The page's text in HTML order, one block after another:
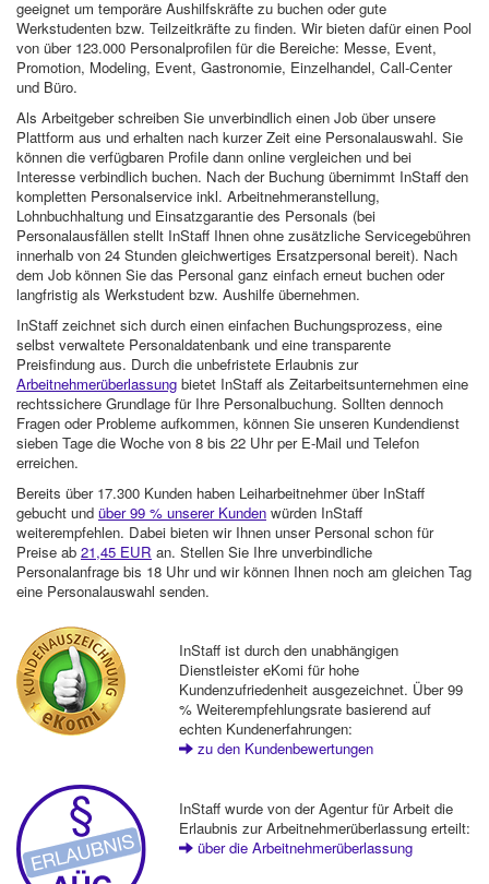
geeignet um temporäre Aushilfskräfte zu buchen oder gute
Werkstudenten bzw. Teilzeitkräfte zu finden. Wir bieten dafür einen Pool
von über 123.000 Personalprofilen für die Bereiche: Messe, Event,
Promotion, Modeling, Event, Gastronomie, Einzelhandel, Call-Center
und Büro.
Als Arbeitgeber schreiben Sie unverbindlich einen Job über unsere
Plattform aus und erhalten nach kurzer Zeit eine Personalauswahl. Sie
können die verfügbaren Profile dann online vergleichen und bei
Interesse verbindlich buchen. Nach der Buchung übernimmt InStaff den
kompletten Personalservice inkl. Arbeitnehmeranstellung,
Lohnbuchhaltung und Einsatzgarantie des Personals (bei
Personalausfällen stellt InStaff Ihnen ohne zusätzliche Servicegebühren
innerhalb von 24 Stunden gleichwertiges Ersatzpersonal bereit). Nach
dem Job können Sie das Personal ganz einfach erneut buchen oder
langfristig als Werkstudent bzw. Aushilfe übernehmen.
InStaff zeichnet sich durch einen einfachen Buchungsprozess, eine
selbst verwaltete Personaldatenbank und eine transparente
Preisfindung aus. Durch die unbefristete Erlaubnis zur
Arbeitnehmerüberlassung bietet InStaff als Zeitarbeitsunternehmen eine
rechtssichere Grundlage für Ihre Personalbuchung. Sollten dennoch
Fragen oder Probleme aufkommen, können Sie unseren Kundendienst
sieben Tage die Woche von 8 bis 22 Uhr per E-Mail und Telefon
erreichen.
Bereits über 17.300 Kunden haben Leiharbeitnehmer über InStaff
gebucht und über 99 % unserer Kunden würden InStaff
weiterempfehlen. Dabei bieten wir Ihnen unser Personal schon für
Preise ab 21,45 EUR an. Stellen Sie Ihre unverbindliche
Personalanfrage bis 18 Uhr und wir können Ihnen noch am gleichen Tag
eine Personalauswahl senden.
InStaff ist durch den unabhängigen
Dienstleister eKomi für hohe
Kundenzufriedenheit ausgezeichnet. Über 99
% Weiterempfehlungsrate basierend auf
echten Kundenerfahrungen:
zu den Kundenbewertungen
InStaff wurde von der Agentur für Arbeit die
Erlaubnis zur Arbeitnehmerüberlassung erteilt:
über die Arbeitnehmerüberlassung